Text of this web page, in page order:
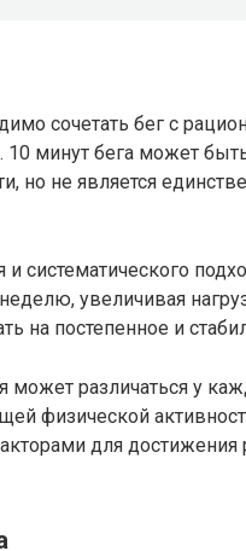
сочетать бег с
минут бега может
но не является
систематического
увеличивая
на постепенное и
различаться у
физической
для достижения